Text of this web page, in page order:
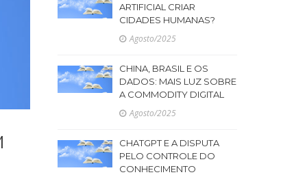
ARTIFICIAL CRIAR
CIDADES HUMANAS?
Agosto/2025
CHINA, BRASIL E OS
DADOS: MAIS LUZ SOBRE
A COMMODITY DIGITAL
Agosto/2025
CHATGPT E A DISPUTA
PELO CONTROLE DO
CONHECIMENTO